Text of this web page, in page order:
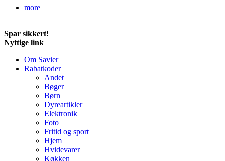
more
Spar sikkert!
Nyttige link
Om Savier
Rabatkoder
Andet
Bøger
Børn
Dyreartikler
Elektronik
Foto
Fritid og sport
Hjem
Hvidevarer
Køkken